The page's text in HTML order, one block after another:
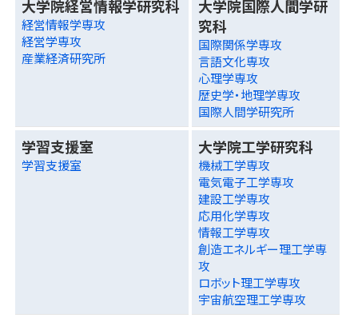
大学院経営情報学研究科
経営情報学専攻
経営学専攻
産業経済研究所
大学院国際人間学研
究科
国際関係学専攻
言語文化専攻
心理学専攻
歴史学・地理学専攻
国際人間学研究所
学習支援室
学習支援室
大学院工学研究科
機械工学専攻
電気電子工学専攻
建設工学専攻
応用化学専攻
情報工学専攻
創造エネルギー理工学専
攻
ロボット理工学専攻
宇宙航空理工学専攻